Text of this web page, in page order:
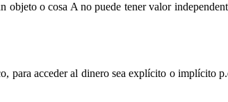
o cosa A no puede tener valor
para acceder al dinero sea explícito o implícito